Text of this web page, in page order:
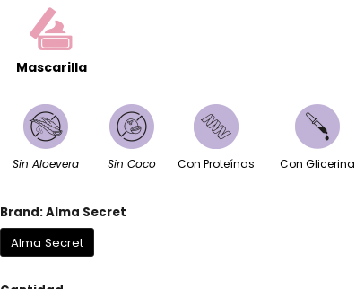
Mascarilla
Sin Aloevera Sin Coco Con Proteínas Con Glicerina
Brand:Alma Secret
Alma Secret